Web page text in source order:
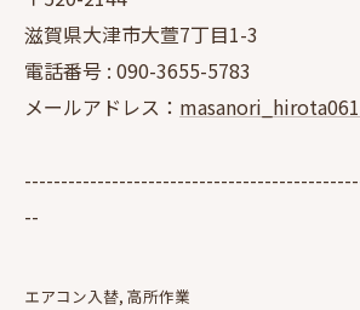
滋賀県大津市大萱7丁目1-3
電話番号 : 090-3655-5783
メールアドレス：
--
エアコン入替 高所作業